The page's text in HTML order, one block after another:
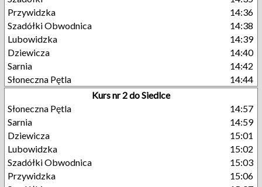
Przywidzka
14:36
Szadółki Obwodnica
14:38
Lubowidzka
14:39
Dziewicza
14:40
Sarnia
14:42
Słoneczna Pętla
14:44
Kurs nr 2 do Siedlce
Słoneczna Pętla
14:57
Sarnia
14:59
Dziewicza
15:01
Lubowidzka
15:02
Szadółki Obwodnica
15:03
Przywidzka
15:06